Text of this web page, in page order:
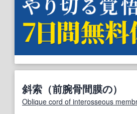
斜索（前腕骨間膜の）
Oblique cord of interosseous